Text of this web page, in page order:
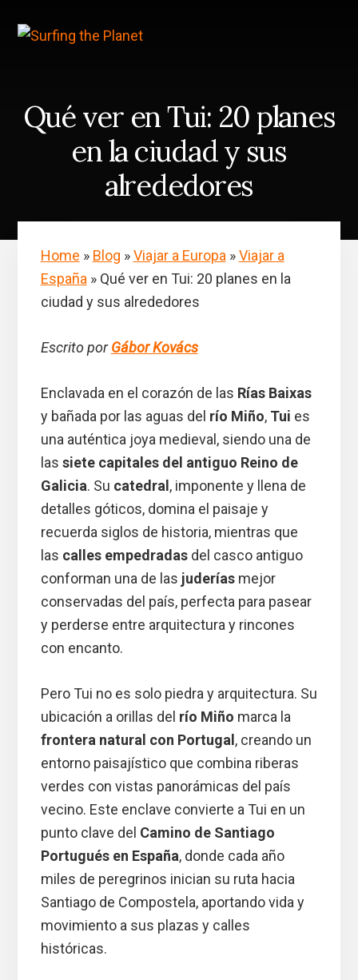
content
Qué ver en Tui: 20 planes
en la ciudad y sus
alrededores
Home » Blog »Viajar a Europa»Viajar a
España» Qué ver en Tui: 20 planes en la
ciudad y sus alrededores
Escrito porGábor Kovács
Enclavada en el corazón de las Rías Baixas
y bañada por las aguas del río Miño, Tui es
una auténtica joya medieval, siendo una de
las siete capitales del antiguo Reino de
Galicia. Su catedral , imponente y llena de
detalles góticos, domina el paisaje y
recuerda siglos de historia, mientras que
las calles empedradasdel casco antiguo
conforman una de las juderíasmejor
conservadas del país, perfecta para pasear
y perderse entre arquitectura y rincones
con encanto.
Pero Tui no es solo piedra y arquitectura. Su
ubicación a orillas del río Miño marca la
frontera natural con Portugal , creando un
entorno paisajístico que combina riberas
verdes con vistas panorámicas del país
vecino. Este enclave convierte a Tui en un
punto clave del Camino de Santiago
Portugués en España, donde cada año
miles de peregrinos inician su ruta hacia
Santiago de Compostela, aportando vida y
movimiento a sus plazas y calles
históricas.